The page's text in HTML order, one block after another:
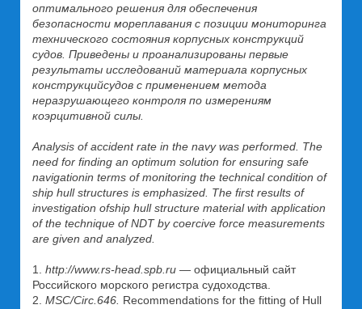
оптимального решения для обеспечения
безопасности мореплавания с позиции мониторинга
технического состояния корпусных конструкций
судов. Приведены и проанализированы первые
результаты исследований материала корпусных
конструкцийсудов с применением метода
неразрушающего контроля по измерениям
коэрцитивной силы.
Analysis of accident rate in the navy was performed. The
need for finding an optimum solution for ensuring safe
navigationin terms of monitoring the technical condition of
ship hull structures is emphasized. The first results of
investigation ofship hull structure material with application
of the technique of NDT by coercive force measurements
are given and analyzed.
1. http://www.rs-head.spb.ru — официальный сайт
Российского морского регистра судоходства.
2. MSC/Circ.646. Recommendations for the fitting of Hull